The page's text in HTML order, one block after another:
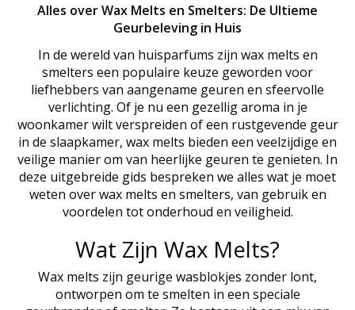
Alles over Wax Melts en Smelters: De Ultieme
Geurbeleving in Huis
In de wereld van huisparfums zijn wax melts en
smelters een populaire keuze geworden voor
liefhebbers van aangename geuren en sfeervolle
verlichting. Of je nu een gezellig aroma in je
woonkamer wilt verspreiden of een rustgevende geur
in de slaapkamer, wax melts bieden een veelzijdige en
veilige manier om van heerlijke geuren te genieten. In
deze uitgebreide gids bespreken we alles wat je moet
weten over wax melts en smelters, van gebruik en
voordelen tot onderhoud en veiligheid.
Wat Zijn Wax Melts?
Wax melts zijn geurige wasblokjes zonder lont,
ontworpen om te smelten in een speciale